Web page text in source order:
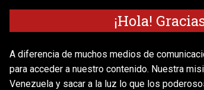
¡Hola!
A diferencia de muchos medios de
para acceder a nuestro contenido. Nuestra
Venezuela y sacar a la luz lo que los